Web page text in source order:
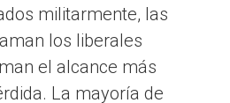
militarmente, las
los liberales
el alcance más
La mayoría de